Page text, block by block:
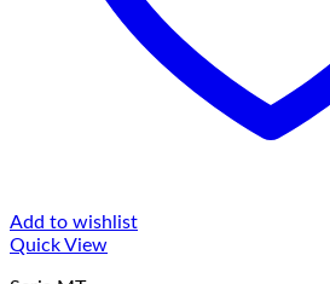
Add to wishlist
Quick View